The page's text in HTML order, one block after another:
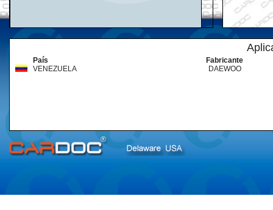
País
Fabricante
VENEZUELA
DAEWOO